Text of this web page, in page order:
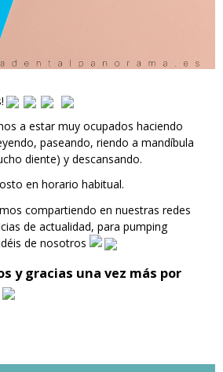
a estar muy ocupados haciendo
paseando, riendo a mandíbula
diente) y descansando.
en horario habitual.
compartiendo en nuestras redes
de actualidad, para pumping
de nosotros
y gracias una vez más por